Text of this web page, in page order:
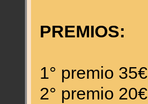
PREMIOS:
1° premio 35€
2° premio 20€